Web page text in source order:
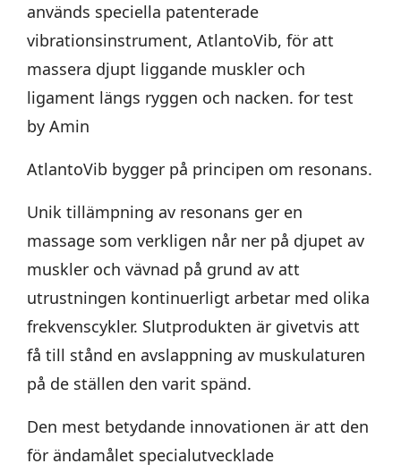
används speciella patenterade
vibrationsinstrument, AtlantoVib, för att
massera djupt liggande muskler och
ligament längs ryggen och nacken. for test
by Amin
AtlantoVib bygger på principen om resonans.
Unik tillämpning av resonans ger en
massage som verkligen når ner på djupet av
muskler och vävnad på grund av att
utrustningen kontinuerligt arbetar med olika
frekvenscykler. Slutprodukten är givetvis att
få till stånd en avslappning av muskulaturen
på de ställen den varit spänd.
Den mest betydande innovationen är att den
för ändamålet specialutvecklade